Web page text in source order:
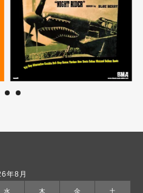
年8月
水 木 金 土